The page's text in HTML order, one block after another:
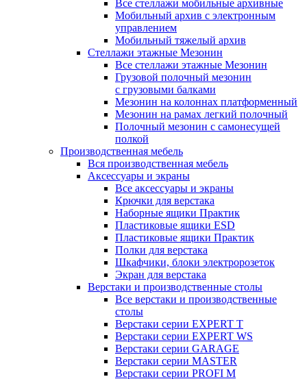
Все стеллажи мобильные архивные
Мобильный архив с электронным
управлением
Мобильный тяжелый архив
Стеллажи этажные Мезонин
Все стеллажи этажные Мезонин
Грузовой полочный мезонин
с грузовыми балками
Мезонин на колоннах платформенный
Мезонин на рамах легкий полочный
Полочный мезонин с самонесущей
полкой
Производственная мебель
Вся производственная мебель
Аксессуары и экраны
Все аксессуары и экраны
Крючки для верстака
Наборные ящики Практик
Пластиковые ящики ESD
Пластиковые ящики Практик
Полки для верстака
Шкафчики, блоки электророзеток
Экран для верстака
Верстаки и производственные столы
Все верстаки и производственные
столы
Верстаки серии EXPERT T
Верстаки серии EXPERT WS
Верстаки серии GARAGE
Верстаки серии MASTER
Верстаки серии PROFI M